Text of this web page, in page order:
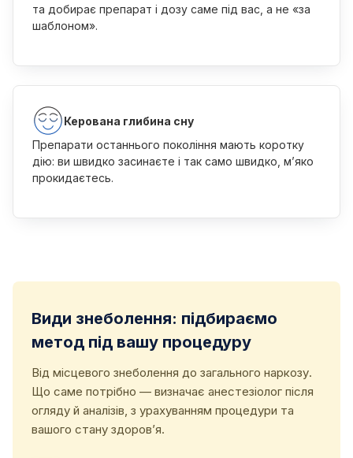
та добирає препарат і дозу саме під вас, а не «за
шаблоном».
Керована глибина сну
Препарати останнього покоління мають коротку
дію: ви швидко засинаєте і так само швидко, мʼяко
прокидаєтесь.
Види знеболення: підбираємо
метод під вашу процедуру
Від місцевого знеболення до загального наркозу.
Що саме потрібно — визначає анестезіолог після
огляду й аналізів, з урахуванням процедури та
вашого стану здоров’я.